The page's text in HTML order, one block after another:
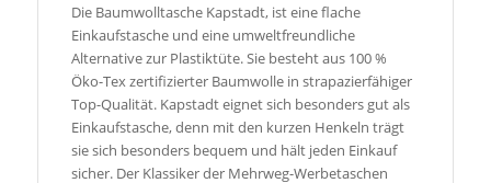
Die Baumwolltasche Kapstadt, ist eine flache
Einkaufstasche und eine umweltfreundliche
Alternative zur Plastiktüte. Sie besteht aus 100 %
Öko-Tex zertifizierter Baumwolle in strapazierfähiger
Top-Qualität. Kapstadt eignet sich besonders gut als
Einkaufstasche, denn mit den kurzen Henkeln trägt
sie sich besonders bequem und hält jeden Einkauf
sicher. Der Klassiker der Mehrweg-Werbetaschen